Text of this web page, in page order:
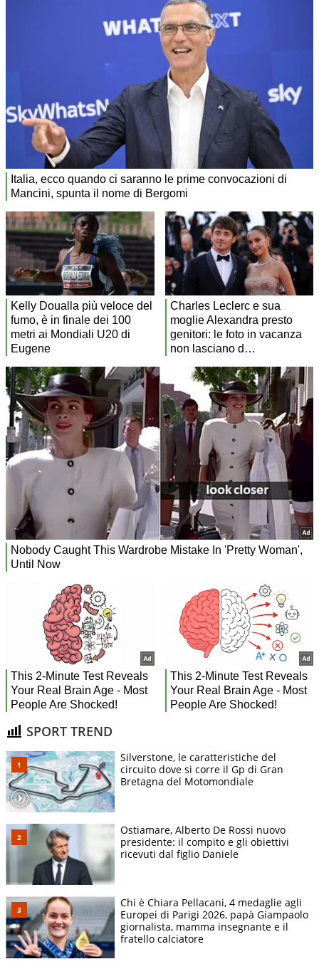
SPORT TREND
Silverstone, le caratteristiche del
circuito dove si corre il Gp di Gran
Bretagna del Motomondiale
Ostiamare, Alberto De Rossi nuovo
presidente: il compito e gli obiettivi
ricevuti dal figlio Daniele
Chi è Chiara Pellacani, 4 medaglie agli
Europei di Parigi 2026, papà Giampaolo
giornalista, mamma insegnante e il
fratello calciatore